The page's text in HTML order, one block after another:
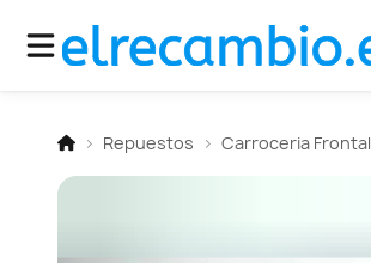
Repuestos Carroceria Frontal